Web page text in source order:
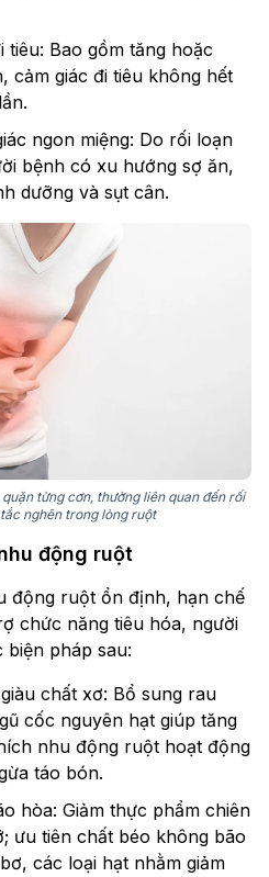
tiêu: Bao gồm tăng hoặc
cảm giác đi tiêu không hết
ngon miệng: Do rối loạn
bệnh có xu hướng sợ ăn,
dưỡng và sụt cân.
từng cơn, thường liên quan đến rối
nghẽn trong lòng ruột
động ruột
động ruột ổn định, hạn chế
chức năng tiêu hóa, người
biện pháp sau:
chất xơ: Bổ sung rau
cốc nguyên hạt giúp tăng
nhu động ruột hoạt động
táo bón.
hòa: Giảm thực phẩm chiên
ưu tiên chất béo không bão
các loại hạt nhằm giảm